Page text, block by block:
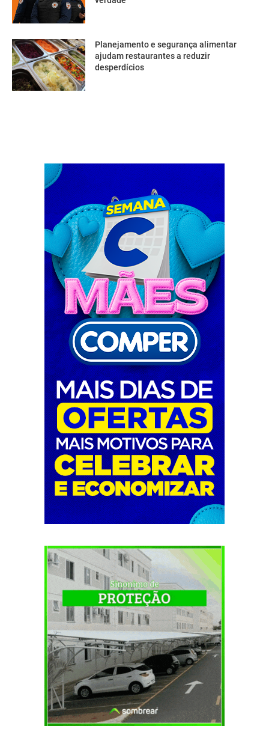
Planejamento e segurança alimentar
ajudam restaurantes a reduzir
desperdícios